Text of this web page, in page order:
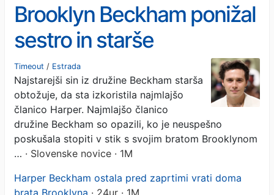
Brooklyn Beckham ponižal
sestro in starše
Timeout / Estrada
Najstarejši sin iz družine Beckham starša
obtožuje, da sta izkoristila najmlajšo
članico Harper. Najmlajšo članico
družine Beckham so opazili, ko je neuspešno
poskušala stopiti v stik s svojim bratom Brooklynom
… · Slovenske novice · 1M
Harper Beckham ostala pred zaprtimi vrati doma
brata Brooklyna · 24ur · 1M